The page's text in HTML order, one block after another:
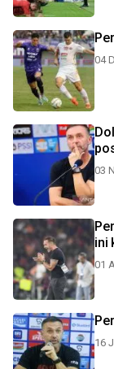
04
03
ini
01
16